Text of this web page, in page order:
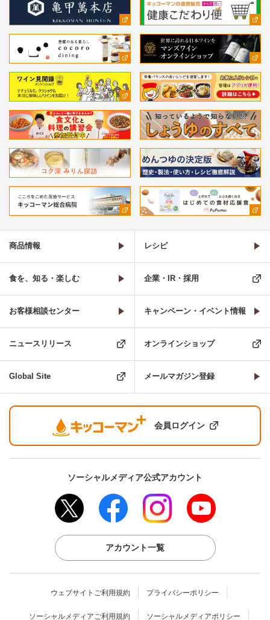
商品情報 レシピ
食を、知る・楽しむ 企業・IR・採用
お客様相談センター キャンペーン・イベント情報
ニュースリリース オンラインショップ
Global Site メールマガジン登録
会員ログイン
ソーシャルメディア公式アカウント
アカウント一覧
ウェブサイトご利用規約 プライバシーポリシー
ソーシャルメディアご利用規約 ソーシャルメディアポリシー